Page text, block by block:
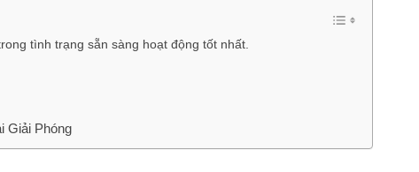
tình trạng sẵn sàng hoạt động tốt nhất.
Giải Phóng